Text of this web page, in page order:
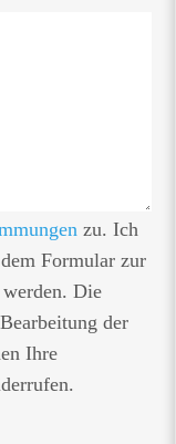
zu. Ich
Formular zur
Die
der
Ihre